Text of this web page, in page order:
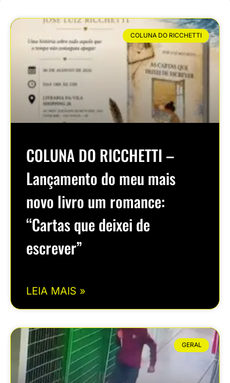
COLUNA DO RICCHETTI
COLUNA DO RICCHETTI –
Lançamento do meu mais
novo livro um romance:
“Cartas que deixei de
escrever”
LEIA MAIS »
GERAL